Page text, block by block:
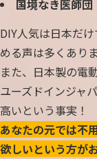
国境なき医師
DIY人気は日本だ
める声は多くありま
また、日本製の電
ユーズドインジャ
高いという事実！
あなたの元では不
欲しいという方が